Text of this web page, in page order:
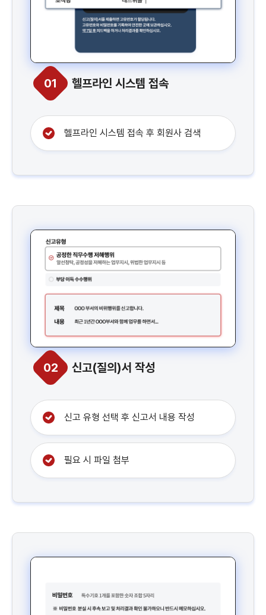
01 헬프라인 시스템 접속
헬프라인 시스템 접속 후 회원사 검색
02 신고(질의)서 작성
신고 유형 선택 후 신고서 내용 작성
필요 시 파일 첨부